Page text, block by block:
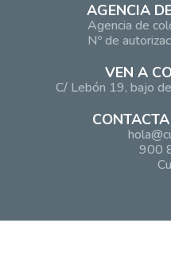
AGENCIA
Agencia de
Nº de
VEN A
C/ Lebón 19, bajo
900